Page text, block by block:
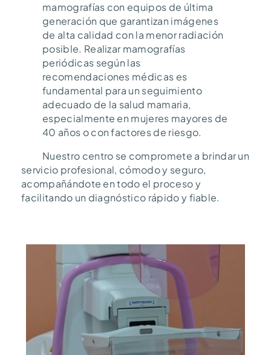
mamografías con equipos de última
generación que garantizan imágenes
de alta calidad con la menor radiación
posible. Realizar mamografías
periódicas según las
recomendaciones médicas es
fundamental para un seguimiento
adecuado de la salud mamaria,
especialmente en mujeres mayores de
40 años o con factores de riesgo.
Nuestro centro se compromete a brindar un
servicio profesional, cómodo y seguro,
acompañándote en todo el proceso y
facilitando un diagnóstico rápido y fiable.